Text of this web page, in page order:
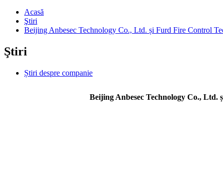
Acasă
Ştiri
Beijing Anbesec Technology Co., Ltd. și Furd Fire Control
Ştiri
Știri despre companie
Beijing Anbesec Technology Co., Ltd.